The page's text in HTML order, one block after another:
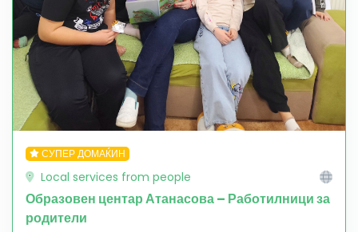
СУПЕР ДОМАЌИН
Local services from people
Образовен центар Атанасова – Работилници за
родители